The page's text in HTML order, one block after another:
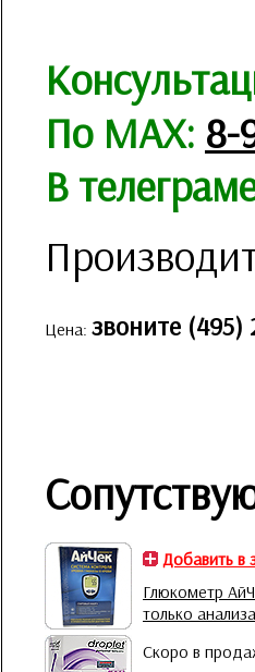
По MAX: 8-
В
Цена: звоните (495)
Добавить в
Глюкометр
только
Скоро в